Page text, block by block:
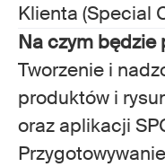
Klienta (Special
Na czym będzie
Tworzenie i
produktów i
oraz aplikacji